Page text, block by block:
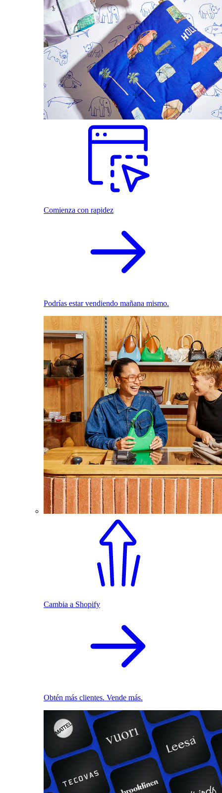
Comienza con rapidez
Podrías estar vendiendo mañana mismo.
Cambia a Shopify
Obtén más clientes. Vende más.